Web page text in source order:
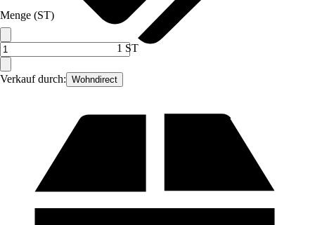
Verkauf durch: Wohndirect
Menge (ST)
1 ST